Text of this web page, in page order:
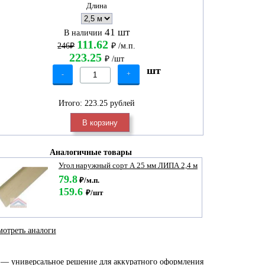
Длина
В наличии 41 шт
246₽ 111.62 ₽ /м.п.
223.25 ₽ /шт
- + шт
Итого: 223.25 рублей
В корзину
Аналогичные товары
Угол наружный сорт А 25 мм ЛИПА 2,4 м
79.8₽/м.п.
159.6 ₽/шт
аналоги
решение для аккуратного оформления